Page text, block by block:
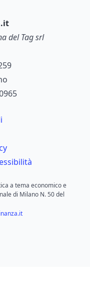
del Tag srl
a tema economico e
di Milano N. 50 del